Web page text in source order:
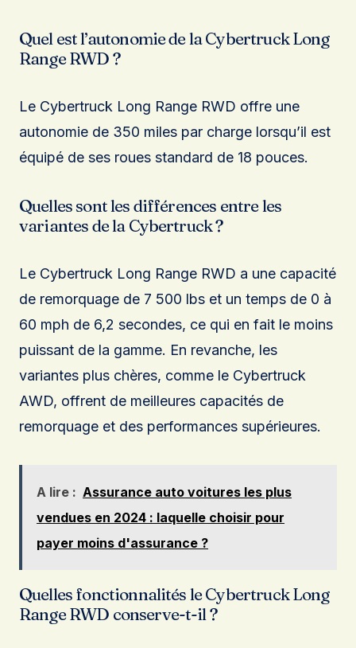
Quel est l’autonomie de la Cybertruck Long
Range RWD ?
Le Cybertruck Long Range RWD offre une
autonomie de 350 miles par charge lorsqu’il est
équipé de ses roues standard de 18 pouces.
Quelles sont les différences entre les
variantes de la Cybertruck ?
Le Cybertruck Long Range RWD a une capacité
de remorquage de 7 500 lbs et un temps de 0 à
60 mph de 6,2 secondes, ce qui en fait le moins
puissant de la gamme. En revanche, les
variantes plus chères, comme le Cybertruck
AWD, offrent de meilleures capacités de
remorquage et des performances supérieures.
A lire : Assurance auto voitures les plus
vendues en 2024 : laquelle choisir pour
payer moins d'assurance ?
Quelles fonctionnalités le Cybertruck Long
Range RWD conserve-t-il ?